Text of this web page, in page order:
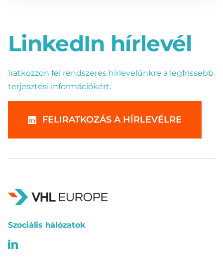
LinkedIn hírlevél
Iratkozzon fel rendszeres hírlevelünkre a legfrissebb
terjesztési információkért.
FELIRATKOZÁS A HÍRLEVÉLRE
Szociális hálózatok